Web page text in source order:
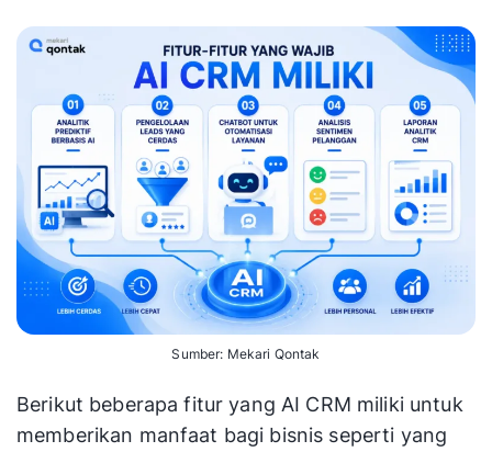
Sumber: Mekari Qontak
Berikut beberapa fitur yang AI CRM miliki untuk
memberikan manfaat bagi bisnis seperti yang